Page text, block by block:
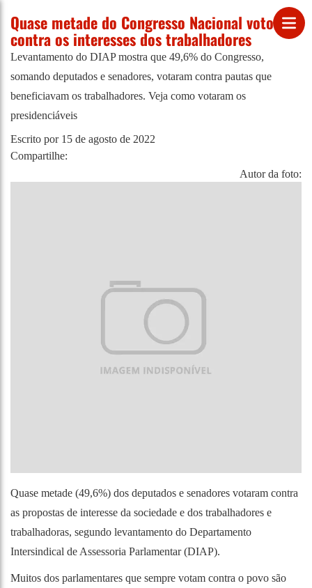
Quase metade do Congresso Nacional votou
contra os interesses dos trabalhadores
Levantamento do DIAP mostra que 49,6% do Congresso,
somando deputados e senadores, votaram contra pautas que
beneficiavam os trabalhadores. Veja como votaram os
presidenciáveis
Escrito por 15 de agosto de 2022
Compartilhe:
Autor da foto:
Quase metade (49,6%) dos deputados e senadores votaram contra
as propostas de interesse da sociedade e dos trabalhadores e
trabalhadoras, segundo levantamento do Departamento
Intersindical de Assessoria Parlamentar (DIAP).
Muitos dos parlamentares que sempre votam contra o povo são